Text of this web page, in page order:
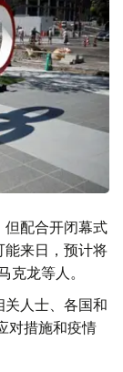
但配合开闭幕式
能来日，预计将
龙等人。
关人士、各国和
对措施和疫情